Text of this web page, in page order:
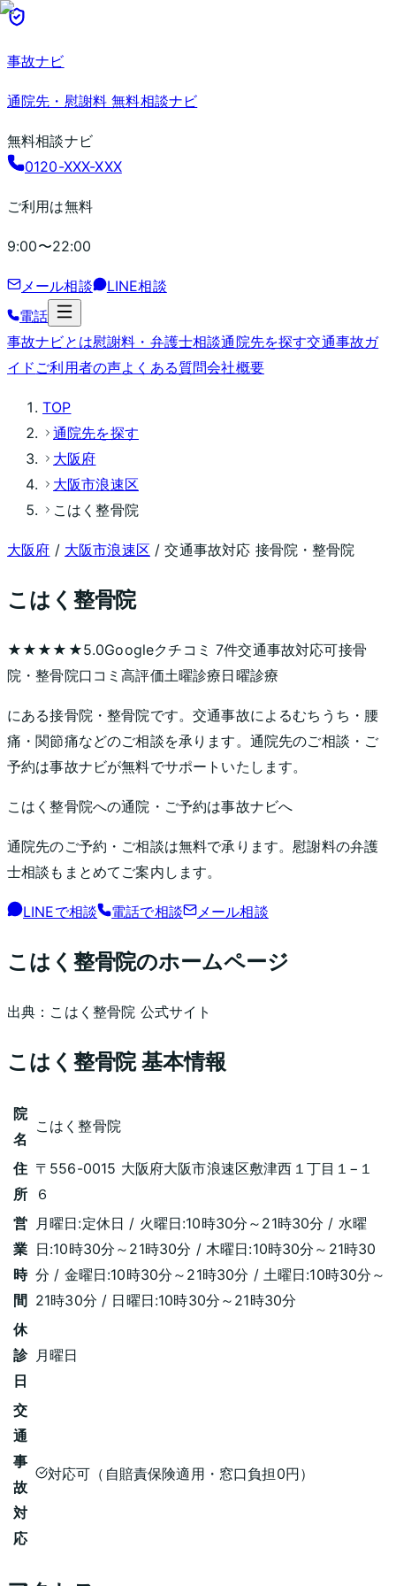
事故ナビ
通院先・慰謝料 無料相談ナビ
無料相談ナビ
0120-XXX-XXX
ご利用は無料
9:00〜22:00
メール相談
LINE相談
電話
事故ナビとは慰謝料・弁護士相談通院先を探す交通事故ガ
イド ご利用者の声よくある質問会社概要
TOP
通院先を探す
大阪府
大阪市浪速区
こはく整骨院
大阪府 / 大阪市浪速区 / 交通事故対応 接骨院・整骨院
こはく整骨院
★★★★★5.0Googleクチコミ7件交通事故対応可接骨
院・整骨院口コミ高評価土曜診療日曜診療
にある接骨院・整骨院です。交通事故によるむちうち・腰
痛・関節痛などのご相談を承ります。通院先のご相談・ご
予約は事故ナビが無料でサポートいたします。
こはく整骨院への通院・ご予約は事故ナビへ
通院先のご予約・ご相談は無料で承ります。慰謝料の弁護
士相談もまとめてご案内します。
LINEで相談 電話で相談 メール相談
こはく整骨院のホームページ
出典： こはく整骨院 公式サイト
こはく整骨院基本情報
院
名
こはく整骨院
住
所
〒556-0015 大阪府大阪市浪速区敷津西１丁目１−１
６
営
業
時
間
月曜日:定休日 / 火曜日:10時30分～21時30分 / 水曜
日:10時30分～21時30分 / 木曜日:10時30分～21時30
分 / 金曜日:10時30分～21時30分 / 土曜日:10時30分～
21時30分 / 日曜日:10時30分～21時30分
休
診
日
月曜日
交
通
事
故
対
応
対応可（自賠責保険適用・窓口負担0円）